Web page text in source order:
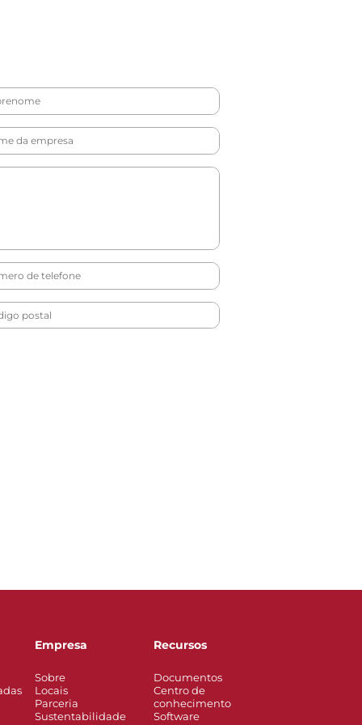
Empresa
Sobre
Locais
Parceria
Sustentabilidade
Recursos
Documentos
Centro de
conhecimento
Software